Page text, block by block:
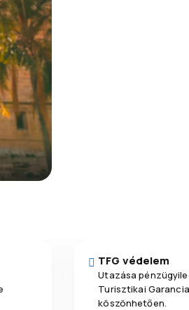
TFG védelem
Utazása
Turisztikai
köszönhetően.